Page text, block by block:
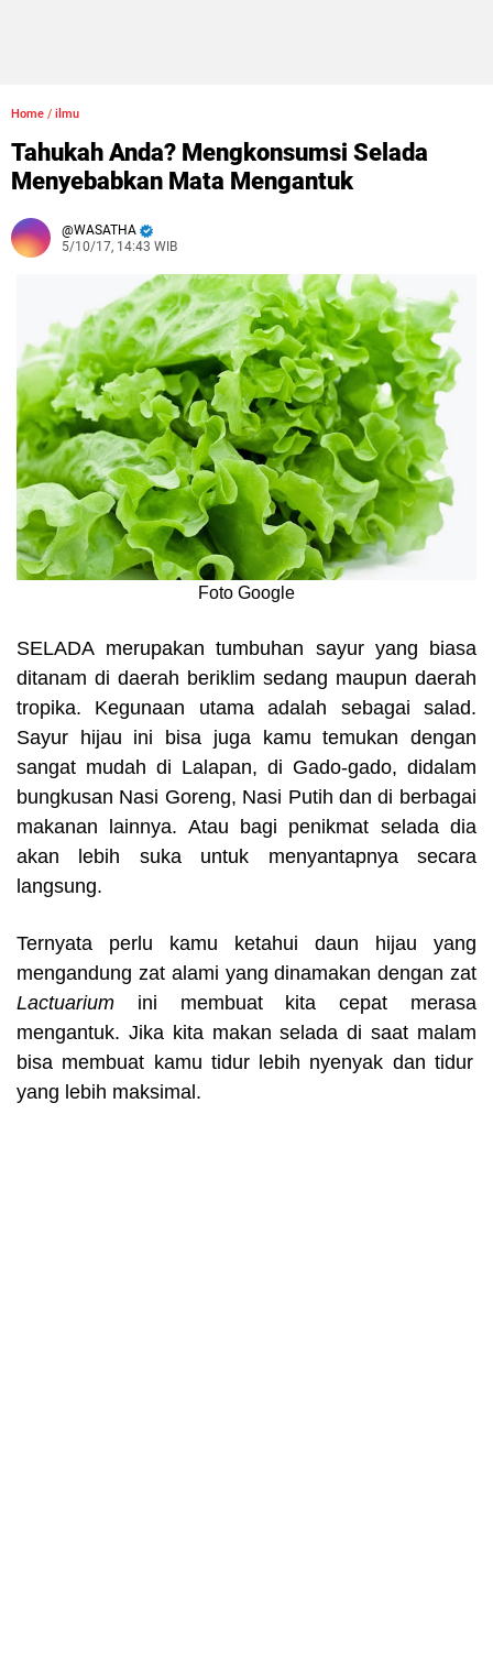
Home / ilmu
Tahukah Anda? Mengkonsumsi Selada
Menyebabkan Mata Mengantuk
WASATHA
5/10/17, 14:43 WIB
Foto Google
SELADA merupakantumbuhan sayur yang biasa
ditanam di daerah beriklim sedang maupun daerah
tropika. Kegunaan utama adalah sebagai salad.
Sayur hijau ini bisa juga kamu temukan dengan
sangat mudah di Lalapan, di Gado-gado, didalam
bungkusan Nasi Goreng, Nasi Putih dan di berbagai
makanan lainnya. Atau bagi penikmat selada dia
akan lebih suka untuk menyantapnya secara
langsung.
Ternyata perlu kamu ketahui daun hijau yang
mengandung zat alami yang dinamakan dengan zat
Lactuarium ini membuat kitacepat merasa
mengantuk. Jika kita makan selada di saat malam
bisa membuat kamu tidur lebih nyenyak dan tidur
yang lebih maksimal .